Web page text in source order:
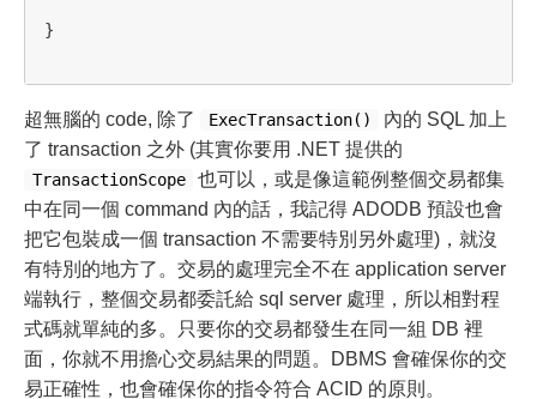
}
超無腦的 code, 除了 ExecTransaction()
內的 SQL 加上
了 transaction 之外 (其實你要用 .NET 提供的
TransactionScope
也可以，或是像這範例整個交易都集
中在同一個 command 內的話，我記得 ADODB 預設也會
把它包裝成一個 transaction 不需要特別另外處理)，就沒
有特別的地方了。交易的處理完全不在 application server
端執行，整個交易都委託給 sql server 處理，所以相對程
式碼就單純的多。只要你的交易都發生在同一組 DB 裡
面，你就不用擔心交易結果的問題。DBMS 會確保你的交
易正確性，也會確保你的指令符合 ACID 的原則。